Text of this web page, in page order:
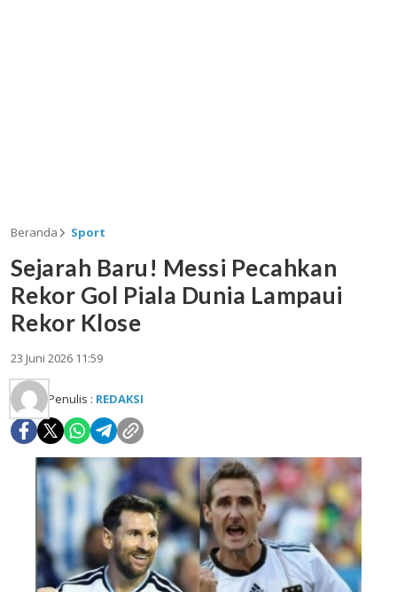
Beranda Sport
Sejarah Baru! Messi Pecahkan
Rekor Gol Piala Dunia Lampaui
Rekor Klose
23 Juni 2026 11:59
Penulis : REDAKSI